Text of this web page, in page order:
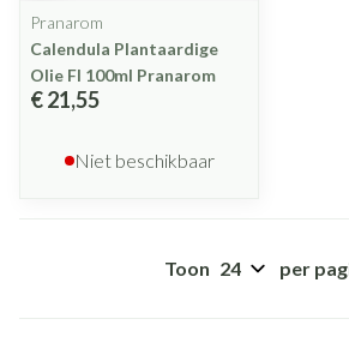
Pranarom
Calendula Plantaardige
Olie Fl 100ml Pranarom
€ 21,55
Niet beschikbaar
Toon per